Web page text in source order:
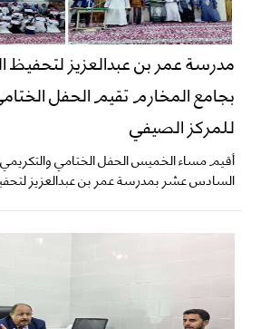
مدرسة عمر بن عبدالعزيز لتحفيظ
بجامع المخارم تقيم الحفل
للمركز الصيفي
أقيم مساء الخميس الحفل الختامي
السادس عشر بمدرسة عمر بن عبدالعزيز